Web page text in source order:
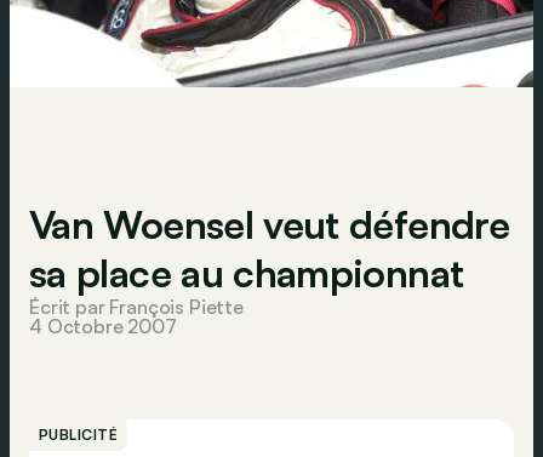
Van Woensel veut défendre
sa place au championnat
Écrit par François Piette
4 Octobre 2007
PUBLICITÉ